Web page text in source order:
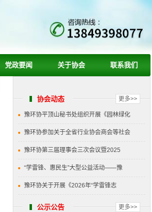
党政要闻 关于协会 联系我们
更多>>
协会动态
豫环协平顶山秘书处组织开展《园林绿化
豫环协参加关于全省行业协会商会等社会
豫环协第三届理事会三次会议暨2025
“学雷锋、惠民生”大型公益活动——豫
豫环协关于开展《2026年“学雷锋志
更多>>
公示公告